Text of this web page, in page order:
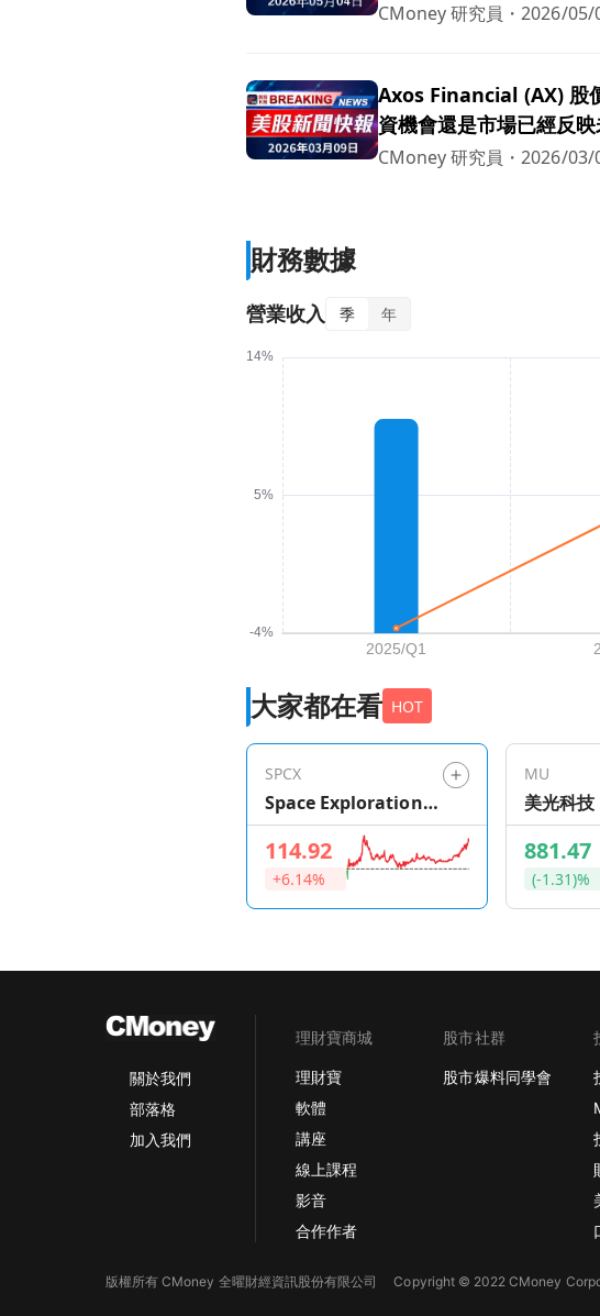
CMoney 研究員 ・2026/05/
Axos Financial (AX) 股
資機會還是市場已經反
CMoney 研究員 ・2026/03/
財務數據
營業收入 季 年
大家都在看 HOT
SPCX
Space Exploration
Technologies
114.92
+6.14%
MU
美光科技
881.47
(-1.31)%
關於我們
部落格
加入我們
理財寶商城
理財寶
軟體
講座
線上課程
影音
合作作者
股市社群
股市爆料同學會
版權所有 CMoney 全曜財經資訊股份有限公司Copyright © 2022 CMoney